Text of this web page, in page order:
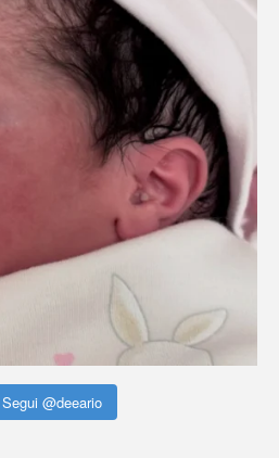
Segui @deeario